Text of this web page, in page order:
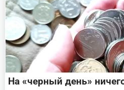
На «черный день»